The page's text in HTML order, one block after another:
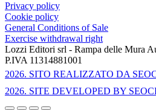
Privacy policy
Cookie policy
General Conditions of Sale
Exercise withdrawal right
Lozzi Editori srl - Rampa delle Mura
P.IVA 11314881001
2026. SITO REALIZZATO DA
2026. SITE DEVELOPED BY